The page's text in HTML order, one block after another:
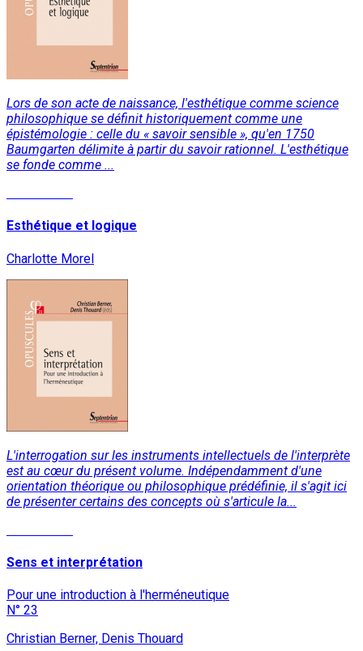
Lors de son acte de naissance, l'esthétique comme science
philosophique se définit historiquement comme une
épistémologie : celle du « savoir sensible », qu'en 1750
Baumgarten délimite à partir du savoir rationnel. L'esthétique
se fonde comme ...
Esthétique et logique
Charlotte Morel
L'interrogation sur les instruments intellectuels de l'interprète
est au cœur du présent volume. Indépendamment d'une
orientation théorique ou philosophique prédéfinie, il s'agit ici
de présenter certains des concepts où s'articule la...
Sens et interprétation
Pour une introduction à l'herméneutique
N° 23
Christian Berner, Denis Thouard